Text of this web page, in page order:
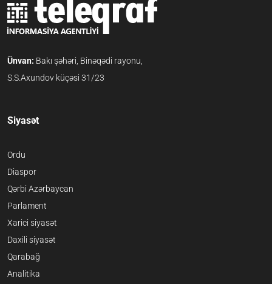
Ünvan: Bakı şəhəri, Binəqədi rayonu,
S.S.Axundov küçəsi 31/23
Siyasət
Ordu
Diaspor
Qərbi Azərbaycan
Parlament
Xarici siyasət
Daxili siyasət
Qarabağ
Analitika